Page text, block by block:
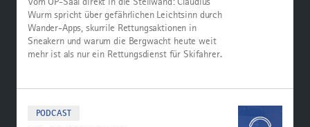
Wurm spricht über gefährlichen Leichtsinn durch
Wander-Apps, skurrile Rettungsaktionen in
Sneakern und warum die Bergwacht heute weit
mehr ist als nur ein Rettungsdienst für Skifahrer.
PODCAST